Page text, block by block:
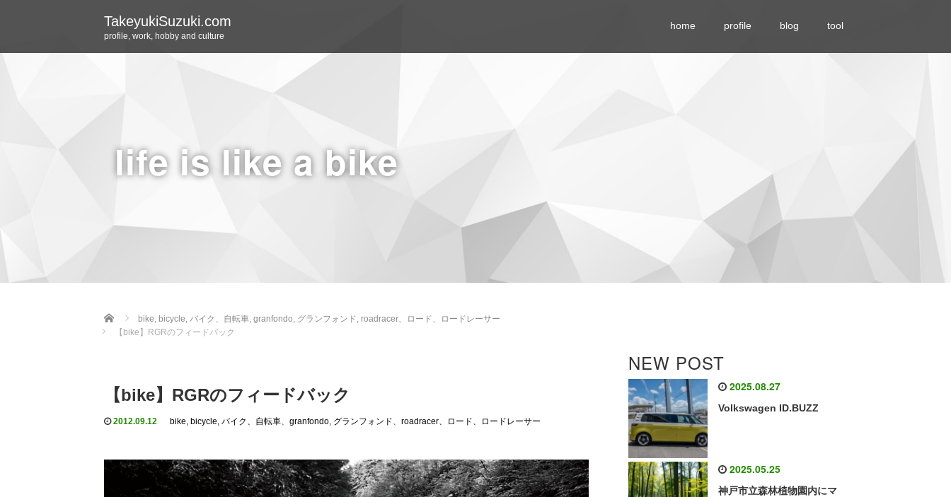
TakeyukiSuzuki.com
profile, work, hobby and culture
home profile blog tool
life is like a bike
Home bike, bicycle, バイク、自転車, granfondo, グランフォンド, roadracer、ロード、ロードレーサー
【bike】RGRのフィードバック
【bike】RGRのフィードバック
2012.09.12 bike, bicycle, バイク、自転車、 granfondo, グランフォンド、 roadracer、ロード、ロードレーサー
NEW POST
2025.08.27
Volkswagen ID.BUZZ
2025.05.25
神戸市立森林植物園内にマ